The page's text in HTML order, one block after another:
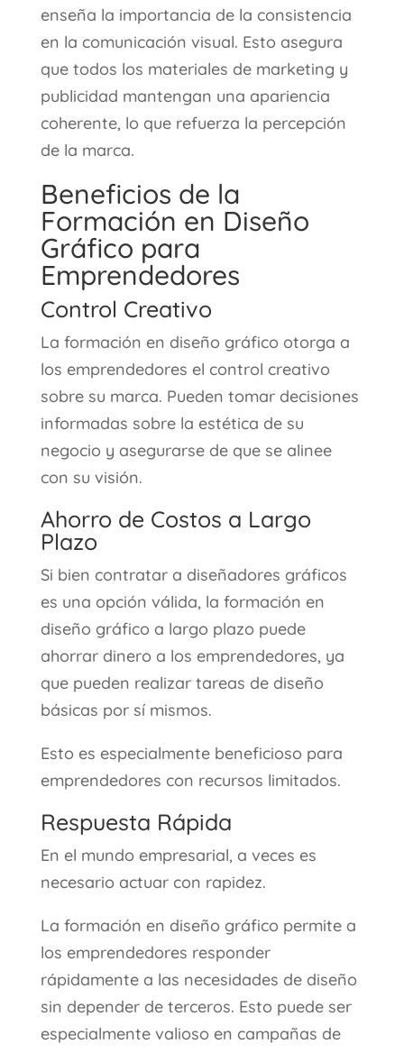
enseña la importancia de la consistencia
en la comunicación visual. Esto asegura
que todos los materiales de marketing y
publicidad mantengan una apariencia
coherente, lo que refuerza la percepción
de la marca.
Beneficios de la
Formación en Diseño
Gráfico para
Emprendedores
Control Creativo
La formación en diseño gráfico otorga a
los emprendedores el control creativo
sobre su marca. Pueden tomar decisiones
informadas sobre la estética de su
negocio y asegurarse de que se alinee
con su visión.
Ahorro de Costos a Largo
Plazo
Si bien contratar a diseñadores gráficos
es una opción válida, la formación en
diseño gráfico a largo plazo puede
ahorrar dinero a los emprendedores, ya
que pueden realizar tareas de diseño
básicas por sí mismos.
Esto es especialmente beneficioso para
emprendedores con recursos limitados.
Respuesta Rápida
En el mundo empresarial, a veces es
necesario actuar con rapidez.
La formación en diseño gráfico permite a
los emprendedores responder
rápidamente a las necesidades de diseño
sin depender de terceros. Esto puede ser
especialmente valioso en campañas de